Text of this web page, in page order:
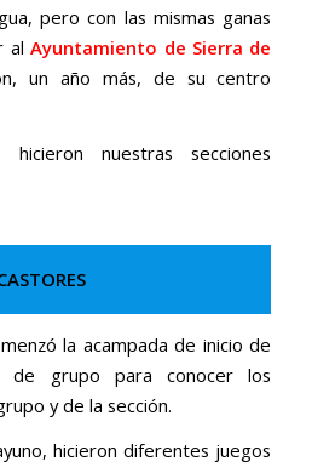
pero con las mismas ganas
alAyuntamiento de Sierra de
un año más, de su centro
nuestras secciones
la acampada de inicio de
de grupo para conocer los
y de la sección.
hicieron diferentes juegos